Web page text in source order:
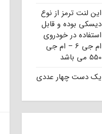
این لنت ترمز از نوع
دیسکی بوده و قابل
استفاده در خودروی
ام جی 6 – ام جی
550 می باشد
یک دست چهار عددی